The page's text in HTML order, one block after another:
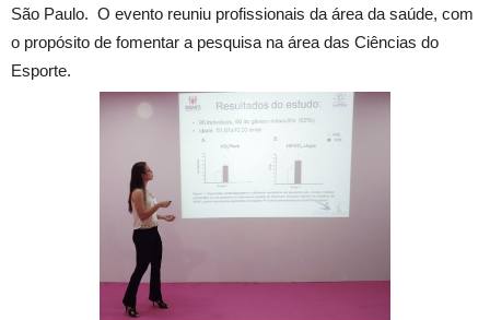
São Paulo. O evento reuniu profissionais da área da saúde, com
o propósito de fomentar a pesquisa na área das Ciências do
Esporte.